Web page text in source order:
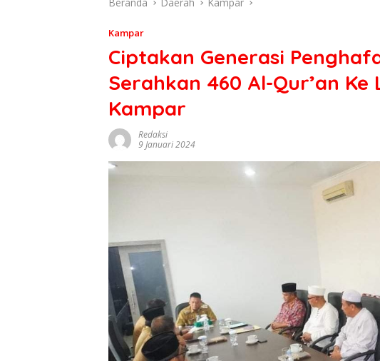
Kampar
Ciptakan Generasi
Serahkan 460 Al-Qur’an Ke
Kampar
Redaksi
9 Januari 2024